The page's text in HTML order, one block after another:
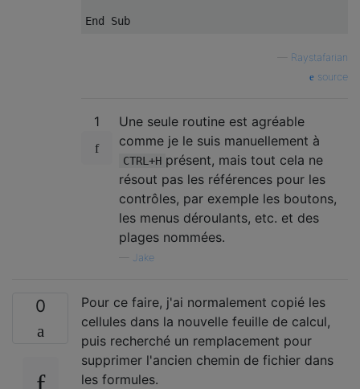
End Sub
Raystafarian
source
1
Une seule routine est agréable
comme je le suis manuellement à
CTRL+H présent, mais tout cela ne
résout pas les références pour les
contrôles, par exemple les boutons,
les menus déroulants, etc. et des
plages nommées.
Jake
0
Pour ce faire, j'ai normalement copié les
cellules dans la nouvelle feuille de calcul,
puis recherché un remplacement pour
supprimer l'ancien chemin de fichier dans
les formules.